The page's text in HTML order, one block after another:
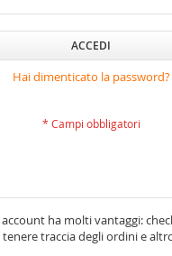
ACCEDI
Hai dimenticato la password?
ha molti vantaggi:
traccia degli ordini e